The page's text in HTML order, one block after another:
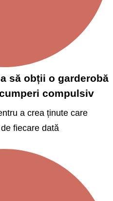
să obții o garderobă
compulsiv
a crea ținute care
fiecare dată